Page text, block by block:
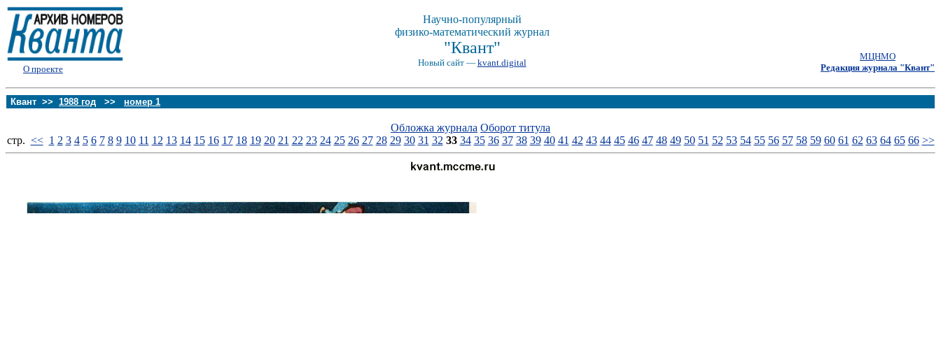
О проекте
Научно-популярный
физико-математический журнал
"Квант"
Новый сайт — kvant.digital
МЦНМО
Редакция журнала "Квант"
Квант >> 1988 год >> номер 1
Обложка журнала Оборот титула
стp. << 1 2 3 4 5 6 7 8 9 10 11 12 13 14 15 16 17 18 19 20 21 22 23 24 25 26 27 28 29 30 31 32 33 34 35 36 37 38 39 40 41 42 43 44 45 46 47 48 49 50 51 52 53 54 55 56 57 58 59 60 61 62 63 64 65 66 >>